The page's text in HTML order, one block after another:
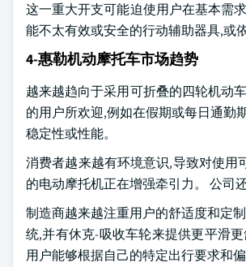
这一重大开支可能迫使用户在基本需
能不太有效或安全的行动辅助器具,或
4-惠勒机动摩托车市场趋势
越来越趋向于采用可折叠的四轮机动
的用户所欢迎,例如在假期或每日通勤
稳定性或性能。
消费者越来越有环境意识,导致对使用
的电动摩托机正在增强牵引力。 公司
制造商越来越注重用户的舒适度和定
统,并有休克-吸收车轮来提供更平滑
用户能够根据自己的特定出行要求和